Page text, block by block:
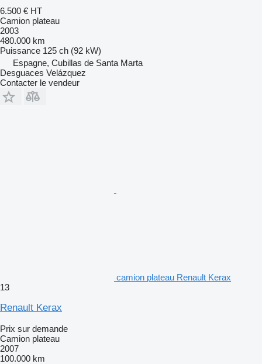
6.500 € HT
Camion plateau
2003
480.000 km
Puissance 125 ch (92 kW)
Espagne, Cubillas de Santa Marta
Desguaces Velázquez
Contacter le vendeur
camion plateau Renault Kerax
13
Renault Kerax
Prix sur demande
Camion plateau
2007
100.000 km